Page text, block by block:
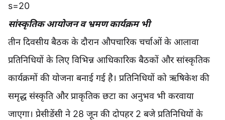
s=20
सांस्कृतिक आयोजन व भ्रमण कार्यक्रम भी
तीन दिवसीय बैठक के दौरान औपचारिक चर्चाओं के आलावा
प्रतिनिधियों के लिए विभिन्न आधिकारिक बैठकों और सांस्कृतिक
कार्यक्रमों की योजना बनाई गई है। प्रतिनिधियों को ऋषिकेश की
समृद्ध संस्कृति और प्राकृतिक छटा का अनुभव भी करवाया
जाएगा। प्रेसीडेंसी ने 28 जून की दोपहर 2 बजे प्रतिनिधियों के